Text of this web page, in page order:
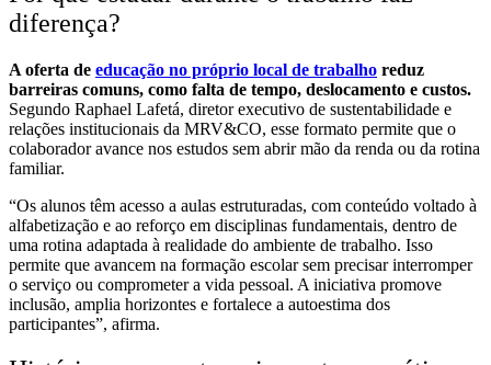
diferença?
A oferta de educação no próprio local de trabalho reduz
barreiras comuns, como falta de tempo, deslocamento e custos.
Segundo Raphael Lafetá, diretor executivo de sustentabilidade e
relações institucionais da MRV&CO, esse formato permite que o
colaborador avance nos estudos sem abrir mão da renda ou da rotina
familiar.
“Os alunos têm acesso a aulas estruturadas, com conteúdo voltado à
alfabetização e ao reforço em disciplinas fundamentais, dentro de
uma rotina adaptada à realidade do ambiente de trabalho. Isso
permite que avancem na formação escolar sem precisar interromper
o serviço ou comprometer a vida pessoal. A iniciativa promove
inclusão, amplia horizontes e fortalece a autoestima dos
participantes”, afirma.